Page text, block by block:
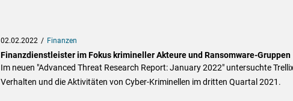
02.02.2022 Finanzen
Finanzdienstleister im Fokus krimineller Akteure und Ransomware-Gruppen
Im neuen "Advanced Threat Research Report: January 2022" untersuchte
Verhalten und die Aktivitäten von Cyber-Kriminellen im dritten Quartal 2021.